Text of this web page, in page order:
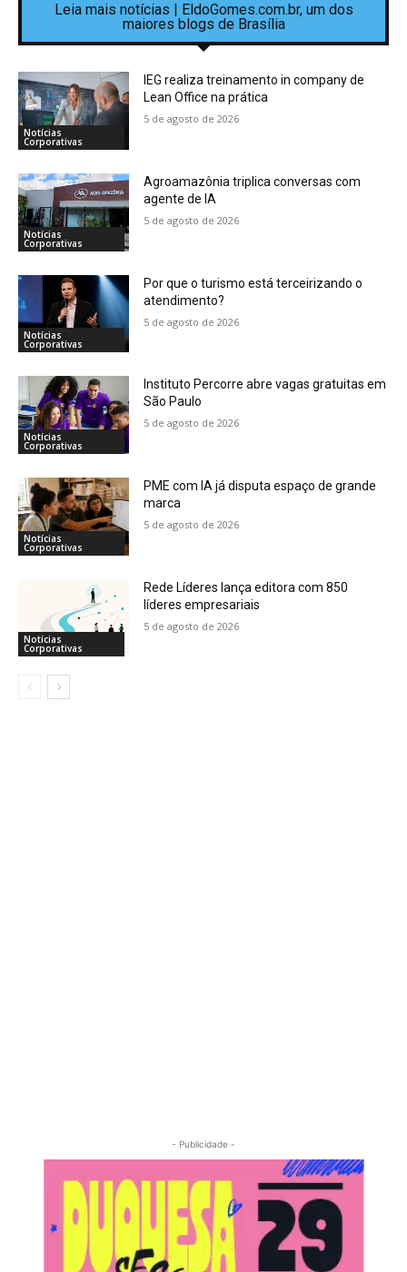
Leia mais notícias | EldoGomes.com.br, um dos
maiores blogs de Brasília
Notícias
Corporativas
IEG realiza treinamento in company de
Lean Office na prática
5 de agosto de 2026
Notícias
Corporativas
Agroamazônia triplica conversas com
agente de IA
5 de agosto de 2026
Notícias
Corporativas
Por que o turismo está terceirizando o
atendimento?
5 de agosto de 2026
Notícias
Corporativas
Instituto Percorre abre vagas gratuitas em
São Paulo
5 de agosto de 2026
Notícias
Corporativas
PME com IA já disputa espaço de grande
marca
5 de agosto de 2026
Notícias
Corporativas
Rede Líderes lança editora com 850
líderes empresariais
5 de agosto de 2026
- Publicidade -